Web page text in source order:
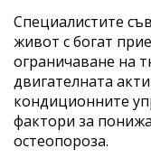
Специалистите
живот с богат
ограничаване на
двигателната
кондиционните
фактори за
остеопороза.